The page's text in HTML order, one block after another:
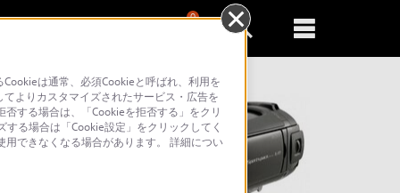
0
は通常、必須Cookieと呼ばれ、利用を
よりカスタマイズされたサービス・広告を
する場合は、「Cookieを拒否する」をクリ
る場合は「Cookie設定」をクリックしてく
できなくなる場合があります。 詳細につい